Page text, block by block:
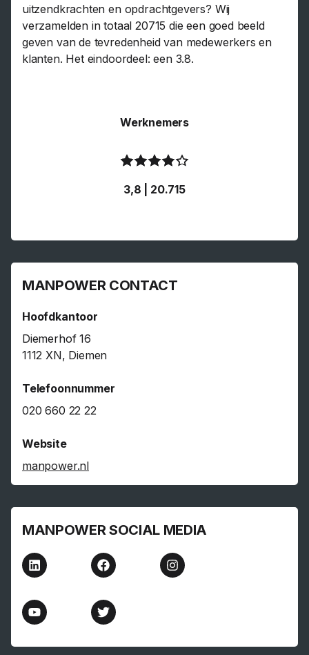
uitzendkrachten en opdrachtgevers? Wij
verzamelden in totaal 20715 die een goed beeld
geven van de tevredenheid van medewerkers en
klanten. Het eindoordeel: een 3.8.
Werknemers
3,8 | 20.715
MANPOWER CONTACT
Hoofdkantoor
Diemerhof 16
1112 XN, Diemen
Telefoonnummer
020 660 22 22
Website
manpower.nl
MANPOWER SOCIAL MEDIA